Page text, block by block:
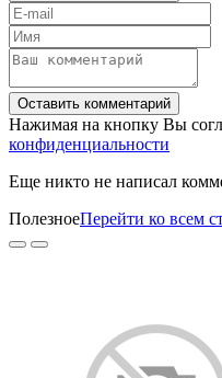
Оставить комментарий
Нажимая на кнопку Вы
конфиденциальности
Еще никто не написал
ПолезноеПерейти ко всем